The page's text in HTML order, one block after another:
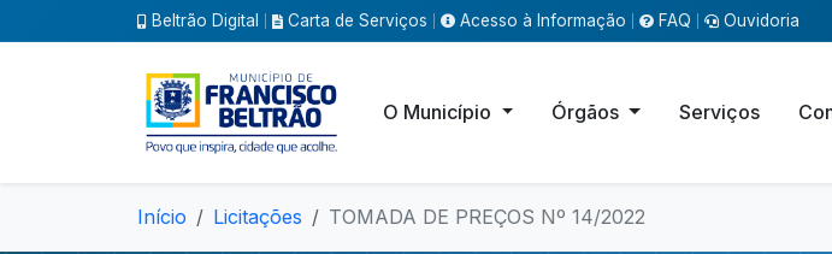
Beltrão Digital Carta de Serviços Acesso à Informação FAQ Ouvidoria
O Município Órgãos Serviços
Início Licitações TOMADA DE PREÇOS Nº 14/2022